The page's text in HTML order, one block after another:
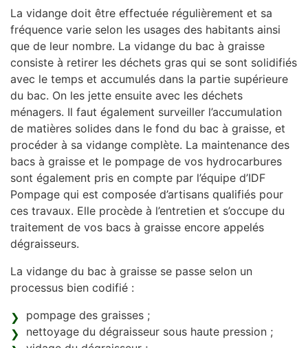
La vidange doit être effectuée régulièrement et sa
fréquence varie selon les usages des habitants ainsi
que de leur nombre. La vidange du bac à graisse
consiste à retirer les déchets gras qui se sont solidifiés
avec le temps et accumulés dans la partie supérieure
du bac. On les jette ensuite avec les déchets
ménagers. Il faut également surveiller l’accumulation
de matières solides dans le fond du bac à graisse, et
procéder à sa vidange complète. La maintenance des
bacs à graisse et le pompage de vos hydrocarbures
sont également pris en compte par l’équipe d’IDF
Pompage qui est composée d’artisans qualifiés pour
ces travaux. Elle procède à l’entretien et s’occupe du
traitement de vos bacs à graisse encore appelés
dégraisseurs.
La vidange du bac à graisse se passe selon un
processus bien codifié :
pompage des graisses ;
nettoyage du dégraisseur sous haute pression ;